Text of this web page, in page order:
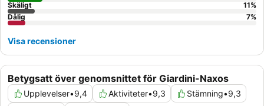
Betygsatt över genomsnittet för Giardini-Naxos
Upplevelser•9,4 Aktiviteter•9,3 Stämning•9,3
Skäligt
11%
Dålig
7%
Visa recensioner